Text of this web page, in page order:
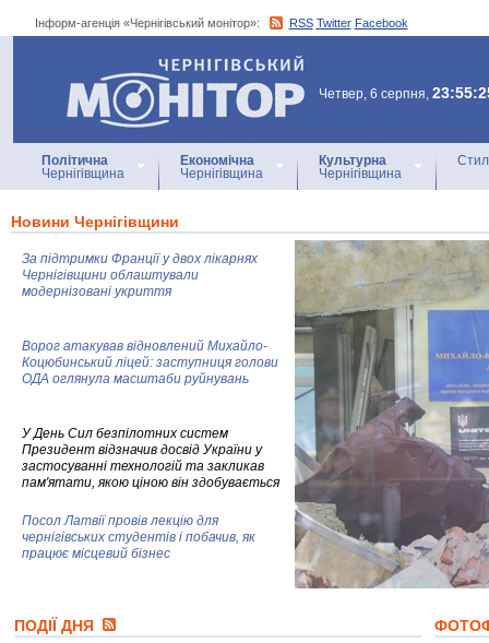
Інформ-агенція «Чернігівський монітор»: RSS Twitter Facebook
Інформ-агенція
«Чернігівський монітор»
Четвер, 6 серпня,
Політична
Чернігівщина
Економічна
Чернігівщина
Культурна
Чернігівщина
Новини Чернігівщини
За підтримки Франції у двох лікарнях
Чернігівщини облаштували
модернізовані укриття
Ворог атакував відновлений Михайло-
Коцюбинський ліцей: заступниця голови
ОДА оглянула масштаби руйнувань
У День Сил безпілотних систем
Президент відзначив досвід України у
застосуванні технологій та закликав
пам'ятати, якою ціною він здобувається
Посол Латвії провів лекцію для
чернігівських студентів і побачив, як
працює місцевий бізнес
колекцію про війну, емоції та тварин
ПОДІЇ ДНЯ